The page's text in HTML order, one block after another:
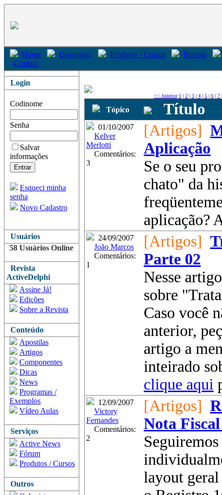
Home Download Produtos / Cursos
Revista
Contato
Login
Codinome
Senha
Salvar
informações
Esqueci minha
senha
Novo Cadastro
Usuários
58 Usuários Online
Revista
ActiveDelphi
Assine Já!
Edições
Sobre a Revista
Conteúdo
Apostilas
Artigos
Componentes
Dicas
News
Programas /
Exemplos
Vídeo Aulas
Serviços
Active News
Fórum
Produtos / Cursos
Outros
<< Anterior 1 | 2| 3| 4| 5| 6| 7
Tópico Título
01/10/2007
Kelver
Merlotti
Comentários:
3
[Artigos]
Aplicação
Se o seu
chato" da
aplicação?
24/09/2007
João Marcos
Comentários:
1
[Artigos]
Parte 02
Nesse
sobre
Caso você
anterior,
artigo a
inteirado
clique aqui
12/09/2007
Victory
Fernandes
Comentários:
2
[Artigos]
Nota
layout